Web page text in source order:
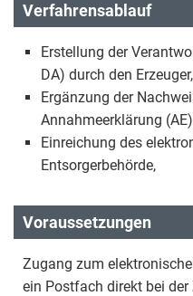
Verfahrensablauf
Erstellung der
DA) durch den Erzeuger,
Ergänzung der
Annahmeerklärung
Einreichung des
Entsorgerbehörde,
Voraussetzungen
Zugang zum
ein Postfach direkt bei